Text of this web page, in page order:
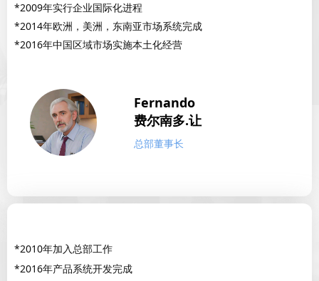
*2009年实行企业国际化进程
*2014年欧洲，美洲，东南亚市场系统完成
*2016年中国区域市场实施本土化经营
Fernando
费尔南多.让
总部董事长
*2010年加入总部工作
*2016年产品系统开发完成